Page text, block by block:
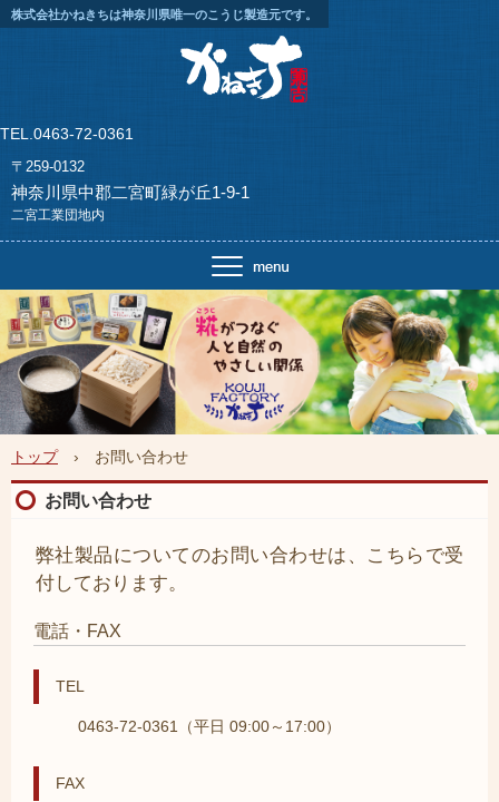
株式会社かねきちは神奈川県唯一のこうじ製造元です。
TEL.0463-72-0361
〒259-0132
神奈川県中郡二宮町緑が丘1-9-1
二宮工業団地内
トップ › お問い合わせ
お問い合わせ
弊社製品についてのお問い合わせは、こちらで受
付しております。
電話・FAX
TEL
0463-72-0361（平日 09:00～17:00）
FAX